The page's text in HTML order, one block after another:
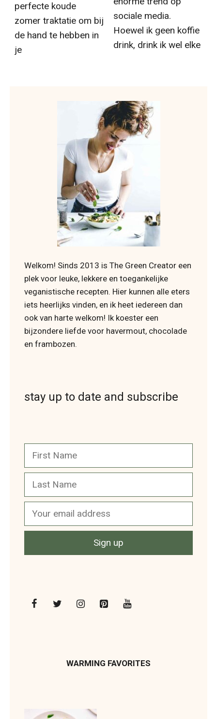
perfecte koude
zomer traktatie om bij
de hand te hebben in
je
sociale media.
Hoewel ik geen koffie
drink, drink ik wel elke
Welkom! Sinds 2013 is The Green Creator een
plek voor leuke, lekkere en toegankelijke
veganistische recepten. Hier kunnen alle eters
iets heerlijks vinden, en ik heet iedereen dan
ook van harte welkom! Ik koester een
bijzondere liefde voor havermout, chocolade
en frambozen.
stay up to date and subscribe
WARMING FAVORITES